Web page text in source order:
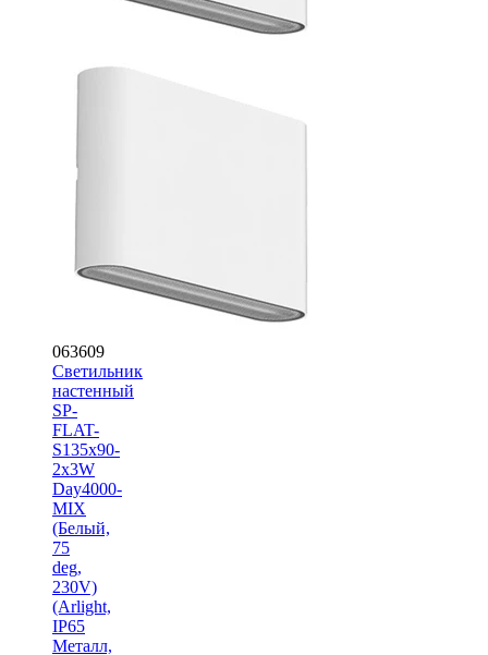
063609
Светильник
настенный
SP-
FLAT-
S135x90-
2x3W
Day4000-
MIX
(Белый,
75
deg,
230V)
(Arlight,
IP65
Металл,